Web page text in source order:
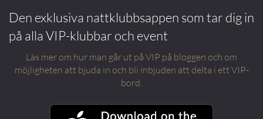
Den exklusiva nattklubbsappen som tar dig in
på alla VIP-klubbar och event
Läs mer om hur man går ut på VIP på bloggen och om
möjligheten att bjuda in och bli inbjuden att delta i ett VIP-
bord.